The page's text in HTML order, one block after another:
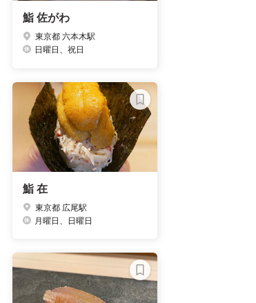
鮨 佐がわ
東京都 六本木駅
日曜日、祝日
鮨 在
東京都 広尾駅
月曜日、日曜日